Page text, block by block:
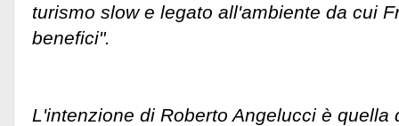
turismo slow e legato all'ambiente da cui
benefici".
L'intenzione di Roberto Angelucci è quella